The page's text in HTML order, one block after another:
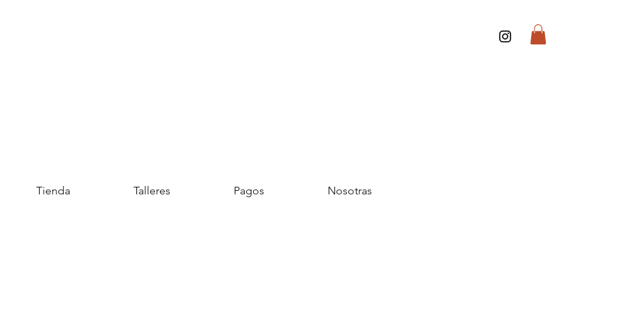
Tienda Talleres Pagos Nosotras